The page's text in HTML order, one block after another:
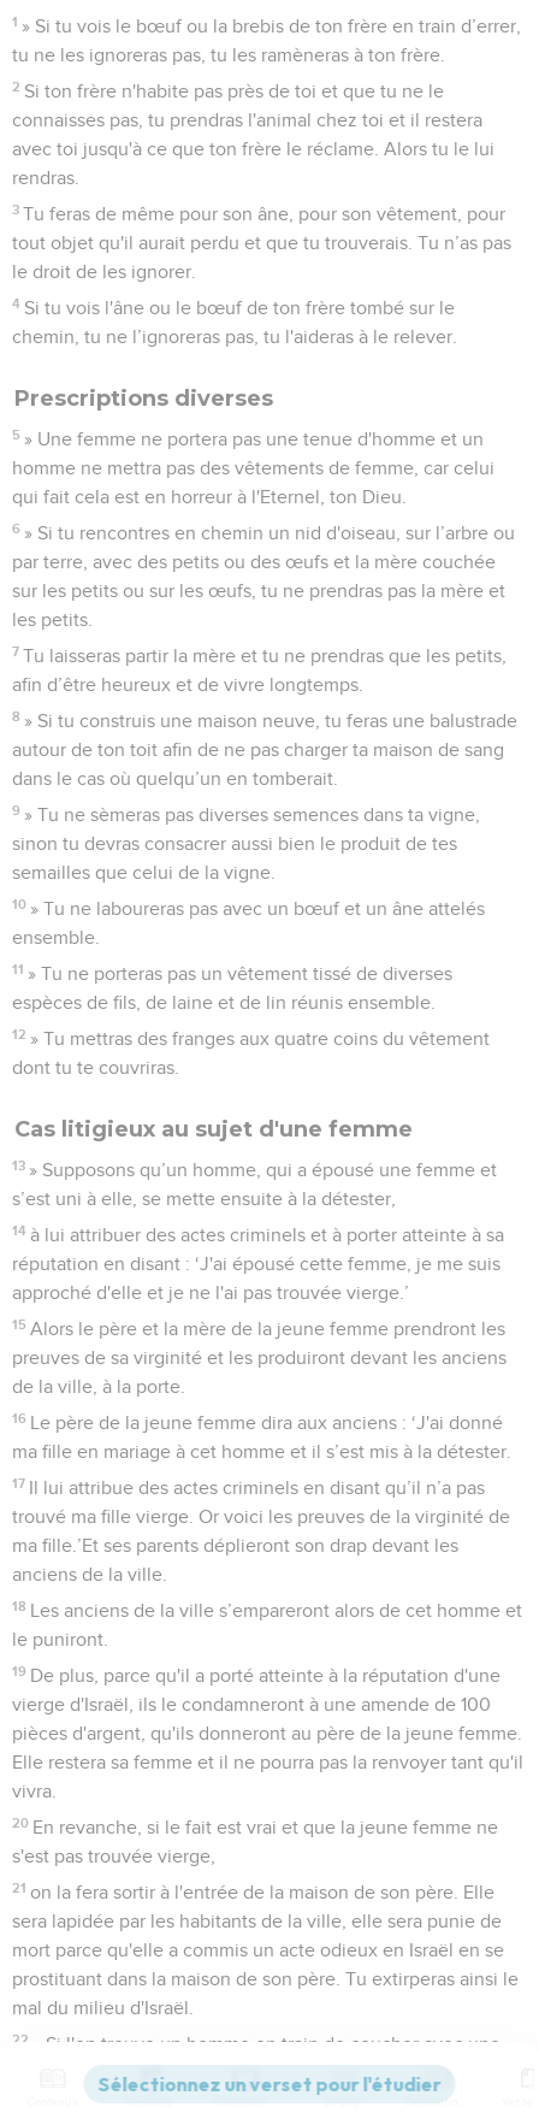
1 » Si tu vois le bœuf ou la brebis de ton frère en train d’errer,
tu ne les ignoreras pas, tu les ramèneras à ton frère.
2 Si ton frère n'habite pas près de toi et que tu ne le
connaisses pas, tu prendras l'animal chez toi et il restera
avec toi jusqu'à ce que ton frère le réclame. Alors tu le lui
rendras.
3 Tu feras de même pour son âne, pour son vêtement, pour
tout objet qu'il aurait perdu et que tu trouverais. Tu n’as pas
le droit de les ignorer.
4 Si tu vois l'âne ou le bœuf de ton frère tombé sur le
chemin, tu ne l’ignoreras pas, tu l'aideras à le relever.
Prescriptions diverses
5 » Une femme ne portera pas une tenue d'homme et un
homme ne mettra pas des vêtements de femme, car celui
qui fait cela est en horreur à l'Eternel, ton Dieu.
6 » Si tu rencontres en chemin un nid d'oiseau, sur l’arbre ou
par terre, avec des petits ou des œufs et la mère couchée
sur les petits ou sur les œufs, tu ne prendras pas la mère et
les petits.
7 Tu laisseras partir la mère et tu ne prendras que les petits,
afin d’être heureux et de vivre longtemps.
8 » Si tu construis une maison neuve, tu feras une balustrade
autour de ton toit afin de ne pas charger ta maison de sang
dans le cas où quelqu’un en tomberait.
9 » Tu ne sèmeras pas diverses semences dans ta vigne,
sinon tu devras consacrer aussi bien le produit de tes
semailles que celui de la vigne.
10 » Tu ne laboureras pas avec un bœuf et un âne attelés
ensemble.
11 » Tu ne porteras pas un vêtement tissé de diverses
espèces de fils, de laine et de lin réunis ensemble.
12 » Tu mettras des franges aux quatre coins du vêtement
dont tu te couvriras.
Cas litigieux au sujet d'une femme
13 » Supposons qu’un homme, qui a épousé une femme et
s’est uni à elle, se mette ensuite à la détester,
14 à lui attribuer des actes criminels et à porter atteinte à sa
réputation en disant : ‘J'ai épousé cette femme, je me suis
approché d'elle et je ne l'ai pas trouvée vierge.’
15 Alors le père et la mère de la jeune femme prendront les
preuves de sa virginité et les produiront devant les anciens
de la ville, à la porte.
16 Le père de la jeune femme dira aux anciens : ‘J'ai donné
ma fille en mariage à cet homme et il s’est mis à la détester.
17 Il lui attribue des actes criminels en disant qu’il n’a pas
trouvé ma fille vierge. Or voici les preuves de la virginité de
ma fille.’Et ses parents déplieront son drap devant les
anciens de la ville.
18 Les anciens de la ville s’empareront alors de cet homme et
le puniront.
19 De plus, parce qu'il a porté atteinte à la réputation d'une
vierge d'Israël, ils le condamneront à une amende de 100
pièces d'argent, qu'ils donneront au père de la jeune femme.
Elle restera sa femme et il ne pourra pas la renvoyer tant qu'il
vivra.
20 En revanche, si le fait est vrai et que la jeune femme ne
s'est pas trouvée vierge,
21 on la fera sortir à l'entrée de la maison de son père. Elle
sera lapidée par les habitants de la ville, elle sera punie de
mort parce qu'elle a commis un acte odieux en Israël en se
prostituant dans la maison de son père. Tu extirperas ainsi le
mal du milieu d'Israël.
22
» Si l'on trouve un homme en train de coucher avec une
femme mariée, ils mourront tous les deux : l'homme qui a
couché avec la femme, ainsi que la femme. Tu extirperas
Versions Commentaires Strong